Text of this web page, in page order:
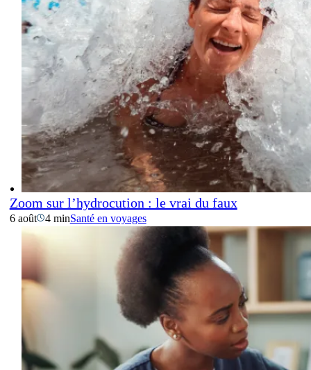
Zoom sur l’hydrocution : le vrai du faux
6 août 4 minSanté en voyages